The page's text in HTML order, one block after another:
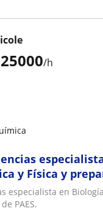
25000/h
y Física y
especialista en
PAES.